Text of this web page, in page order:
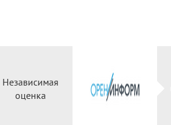
Независимая
оценка